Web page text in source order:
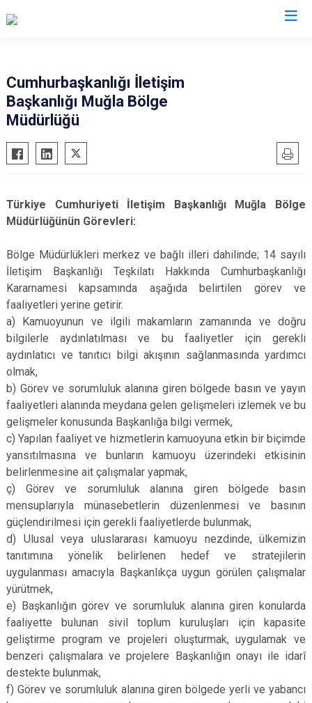
Cumhurbaşkanlığı İletişim
Başkanlığı Muğla Bölge
Müdürlüğü
Türkiye Cumhuriyeti İletişim Başkanlığı Muğla Bölge
Müdürlüğünün Görevleri:
Bölge Müdürlükleri merkez ve bağlı illeri dahilinde; 14 sayılı
İletişim Başkanlığı Teşkilatı Hakkında Cumhurbaşkanlığı
Kararnamesi kapsamında aşağıda belirtilen görev ve
faaliyetleri yerine getirir.
a) Kamuoyunun ve ilgili makamların zamanında ve doğru
bilgilerle aydınlatılması ve bu faaliyetler için gerekli
aydınlatıcı ve tanıtıcı bilgi akışının sağlanmasında yardımcı
olmak,
b) Görev ve sorumluluk alanına giren bölgede basın ve yayın
faaliyetleri alanında meydana gelen gelişmeleri izlemek ve bu
gelişmeler konusunda Başkanlığa bilgi vermek,
c) Yapılan faaliyet ve hizmetlerin kamuoyuna etkin bir biçimde
yansıtılmasına ve bunların kamuoyu üzerindeki etkisinin
belirlenmesine ait çalışmalar yapmak,
ç) Görev ve sorumluluk alanına giren bölgede basın
mensuplarıyla münasebetlerin düzenlenmesi ve basının
güçlendirilmesi için gerekli faaliyetlerde bulunmak,
d) Ulusal veya uluslararası kamuoyu nezdinde, ülkemizin
tanıtımına yönelik belirlenen hedef ve stratejilerin
uygulanması amacıyla Başkanlıkça uygun görülen çalışmalar
yürütmek,
e) Başkanlığın görev ve sorumluluk alanına giren konularda
faaliyette bulunan sivil toplum kuruluşları için kapasite
geliştirme program ve projeleri oluşturmak, uygulamak ve
benzeri çalışmalara ve projelere Başkanlığın onayı ile idarî
destekte bulunmak,
f) Görev ve sorumluluk alanına giren bölgede yerli ve yabancı